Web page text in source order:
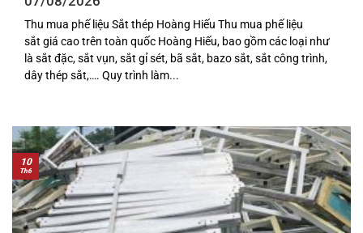
Thu mua phế liệu Sắt thép Hoàng Hiếu Thu mua phế liệu
sắt giá cao trên toàn quốc Hoàng Hiếu, bao gồm các loại như
là sắt đặc, sắt vụn, sắt gỉ sét, bã sắt, bazo sắt, sắt công trình,
dây thép sắt,…. Quy trình làm...
10
Th6